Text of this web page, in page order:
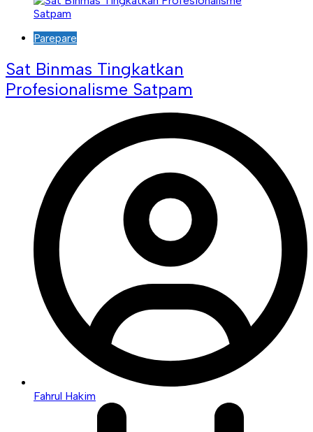
Parepare
Sat Binmas Tingkatkan
Profesionalisme Satpam
Fahrul Hakim